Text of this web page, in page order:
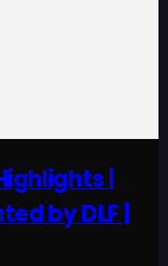
|
by DLF |